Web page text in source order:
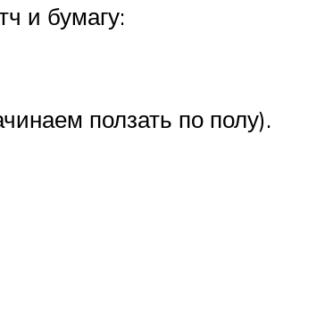
и бумагу:
ползать по полу).